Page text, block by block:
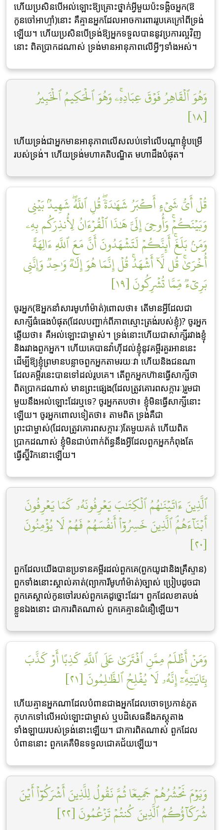
ហើយប្រសិនបើអល់ឡោះឱ្យគ្រោះថ្នាក់អ្វីមួយប៉ះទង្គិចអ្នក(ឱ
កូនចៅអាហ្ទាំ)នោះ គឺគ្មានអ្នកដែលអាចការពាររូបគេក្រៅពីទ្រង់
ឡើយ។ ហើយប្រសិនបើទ្រង់ឱ្យអ្នកទទួលបាននូវប្រការល្អវិញ
នោះ ពិតប្រាកដណាស់ ទ្រង់មានអានុភាពលើអ្វីៗទាំងអស់។
وَهُوَ ٱلۡقَاهِرُ فَوۡقَ عِبَادِهِۦۚ وَهُوَ ٱلۡحَكِيمُ ٱلۡخَبِيرُ
[١٨]
ហើយទ្រង់ជាអ្នកមានអានុភាពលើសលប់ទៅលើបណ្ដាខ្ញុំបម្រើ
របស់ទ្រង់។ ហើយទ្រង់មហាគតិបណ្ឌិត មហាដឹងបំផុត។
قُلۡ أَيُّ شَيۡءٍ أَكۡبَرُ شَهَٰدَةٗۖ قُلِ ٱللَّهُۖ شَهِيدُۢ بَيۡنِي
وَبَيۡنَكُمۡۚ وَأُوحِيَ إِلَيَّ هَٰذَا ٱلۡقُرۡءَانُ لِأُنذِرَكُم بِهِۦ
وَمَنۢ بَلَغَۚ أَئِنَّكُمۡ لَتَشۡهَدُونَ أَنَّ مَعَ ٱللَّهِ ءَالِهَةً
أُخۡرَىٰۚ قُل لَّآ أَشۡهَدُۚ قُلۡ إِنَّمَا هُوَ إِلَٰهٞ وَٰحِدٞ وَإِنَّنِي
بَرِيٓءٞ مِّمَّا تُشۡرِكُونَ [١٩]
ចូរអ្នក(ឱអ្នកនាំសារមូហាំម៉ាត់)ពោលថា៖ តើមានអ្វីដែលជា
សាក្សីធំធេងបំផុត(ដែលបញ្ជាក់ពីភាពស្មោះត្រង់របស់ខ្ញុំ)? ចូរអ្នក
ឆ្លើយថា៖ គឺអល់ឡោះជាម្ចាស់។ ទ្រង់នោះហើយជាសាក្សីរវាងខ្ញុំ
និងរវាងពួកអ្នក។ ហើយគេបានវ៉ាហ៊ីដល់ខ្ញុំនូវគម្ពីរគួរអាននេះ
ដើម្បីឱ្យខ្ញុំព្រមានបន្លាចពួកអ្នកតាមរយៈវា ហើយនិងជនណា
ដែលគម្ពីរនេះបានទៅដល់រូបគេ។ តើពួកអ្នកហ៊ានធ្វើសាក្សីថា
ពិតប្រាកដណាស់ មានព្រះផ្សេង(ដែលត្រូវគោរពសក្ការៈ)រួមជា
មួយនឹងអល់ឡោះដែរឬទេ? ចូរអ្នកតបថា៖ ខ្ញុំមិនធ្វើសាក្សីនោះ
ឡើយ។ ចូរអ្នកពោលទៀតថា៖ តាមពិត ទ្រង់គឺជា
ព្រះជាម្ចាស់(ដែលត្រូវគោរពសក្ការៈ)តែមួយគត់ ហើយពិត
ប្រាកដណាស់ ខ្ញុំមិនជាប់ពាក់ព័ន្ធនឹងអ្វីដែលពួកអ្នកកំពុងតែ
ធ្វើស្ហ៊ីរិកនោះឡើយ។
ٱلَّذِينَ ءَاتَيۡنَٰهُمُ ٱلۡكِتَٰبَ يَعۡرِفُونَهُۥ كَمَا يَعۡرِفُونَ
أَبۡنَآءَهُمُۘ ٱلَّذِينَ خَسِرُوٓاْ أَنفُسَهُمۡ فَهُمۡ لَا يُؤۡمِنُونَ
[٢٠]
ពួកដែលយើងបានប្រទានគម្ពីរដល់ពួកគេ(ពួកយូដានិងគ្រឹស្ទាន)
ពួកទាំងនោះស្គាល់គាត់(ព្យាការីមូហាំម៉ាត់)ច្បាស់ ប្រៀបដូចជា
ពួកគេស្គាល់កូនចៅរបស់ពួកគេដូច្នោះដែរ។ ពួកដែលខាតបង់
ខ្លួនឯងនោះ ជាការពិតណាស់ ពួកគេគ្មានជំនឿឡើយ។
وَمَنۡ أَظۡلَمُ مِمَّنِ ٱفۡتَرَىٰ عَلَى ٱللَّهِ كَذِبًا أَوۡ كَذَّبَ
بِـَٔايَٰتِهِۦٓۚ إِنَّهُۥ لَا يُفۡلِحُ ٱلظَّٰلِمُونَ [٢١]
ហើយគ្មានអ្នកណាដែលបំពានជាងអ្នកដែលចោទប្រកាន់ភូត
កុហកទៅលើអល់ឡោះជាម្ចាស់ ឬបដិសេធនឹងភស្តុតាង
ទាំងឡាយរបស់ទ្រង់នោះឡើយ។ ជាការពិតណាស់ ពួកដែល
បំពាននោះ ពួកគេគឺមិនទទួលជោគជ័យឡើយ។
وَيَوۡمَ نَحۡشُرُهُمۡ جَمِيعٗا ثُمَّ نَقُولُ لِلَّذِينَ أَشۡرَكُوٓاْ أَيۡنَ
شُرَكَآؤُكُمُ ٱلَّذِينَ كُنتُمۡ تَزۡعُمُونَ [٢٢]